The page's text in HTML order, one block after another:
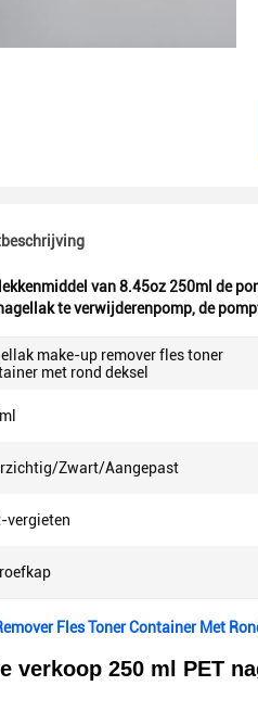
van 8.45oz 250ml de
te verwijderenpomp,de
make-up remover fles toner
met rond deksel
Zwart/Aangepast
vergieten
Fles Toner Container Met
verkoop 250 ml PET